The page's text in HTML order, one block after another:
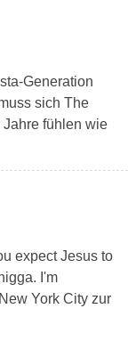
Generation
sich The
Jahre fühlen wie
expect Jesus to
I'm
York City zur